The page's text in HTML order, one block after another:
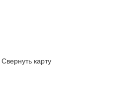
Свернуть карту